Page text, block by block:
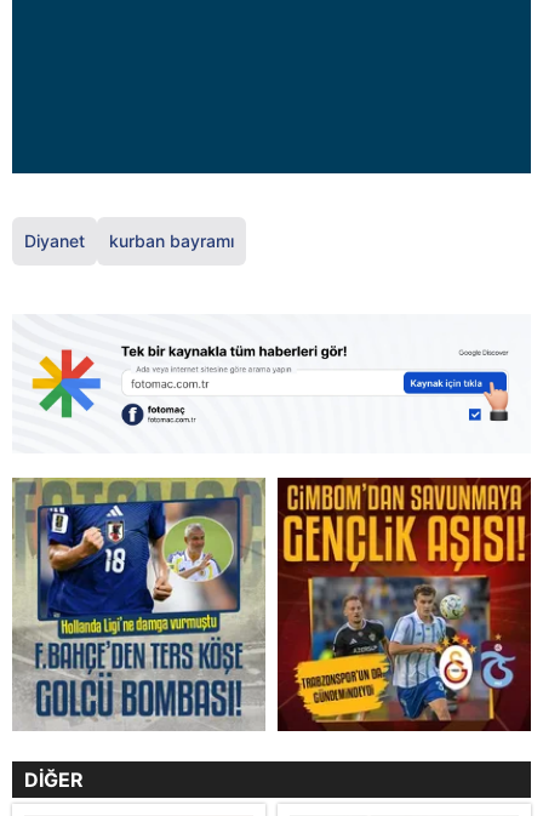
Diyanet kurban bayramı
DİĞER